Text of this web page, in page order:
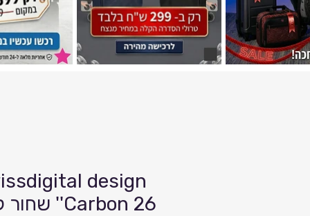
design
Carbon 26'' שחור קרבון